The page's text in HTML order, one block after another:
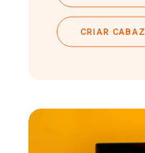
CRIAR CABAZ